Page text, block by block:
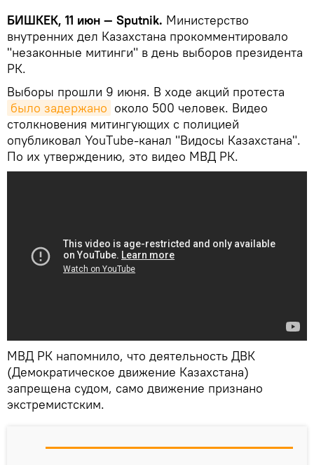
БИШКЕК, 11 июн — Sputnik. Министерство
внутренних дел Казахстана прокомментировало
"незаконные митинги" в день выборов президента
РК.
Выборы прошли 9 июня. В ходе акций протеста
было задержано около 500 человек. Видео
столкновения митингующих с полицией
опубликовал YouТube-канал "Видосы Казахстана".
По их утверждению, это видео МВД РК.
МВД РК напомнило, что деятельность ДВК
(Демократическое движение Казахстана)
запрещена судом, само движение признано
экстремистским.